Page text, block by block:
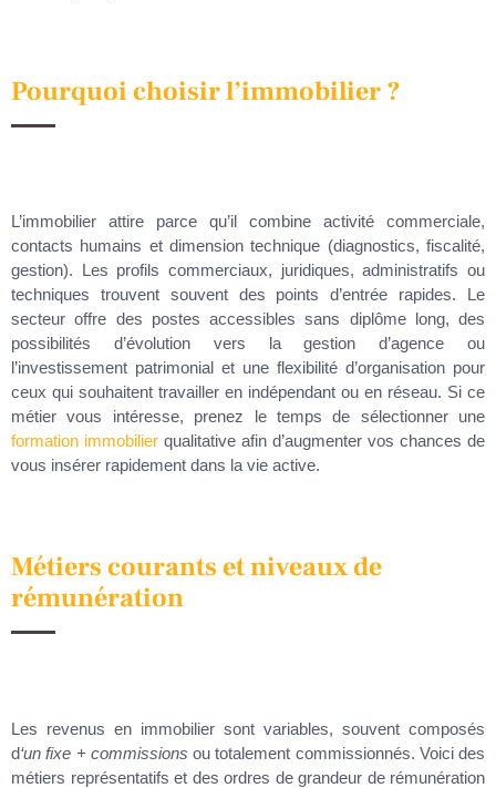
Pourquoi choisir l’immobilier ?
L’immobilier attire parce qu’il combine activité commerciale,
contacts humains et dimension technique (diagnostics, fiscalité,
gestion). Les profils commerciaux, juridiques, administratifs ou
techniques trouvent souvent des points d’entrée rapides. Le
secteur offre des postes accessibles sans diplôme long, des
possibilités d’évolution vers la gestion d’agence ou
l’investissement patrimonial et une flexibilité d’organisation pour
ceux qui souhaitent travailler en indépendant ou en réseau. Si ce
métier vous intéresse, prenez le temps de sélectionner une
formation immobilier qualitative afin d’augmenter vos chances de
vous insérer rapidement dans la vie active.
Métiers courants et niveaux de
rémunération
Les revenus en immobilier sont variables, souvent composés
d‘un fixe + commissions ou totalement commissionnés. Voici des
métiers représentatifs et des ordres de grandeur de rémunération